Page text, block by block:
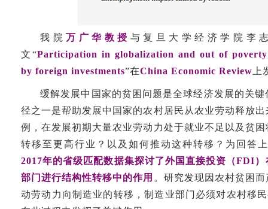
我院万广华教授 与复旦大学经济学院李
文“Participation in globalization and out of
by foreign investments”在China Economic Review 上
缓解发展中国家的贫困问题是全球经济发展的关
径之一是帮助发展中国家的农村居民从农业劳动释放
例，在发展初期大量农业劳动力处于就业不足以及贫
转移至更高行业？以及如何推动这种转移？为回答
2017年的省级匹配数据集探讨了外国直接投资（FDI
部门进行结构性转移中的作用 。研究发现因农村贫困
动劳动力向制造业的转移，制造业部门必须对农村移